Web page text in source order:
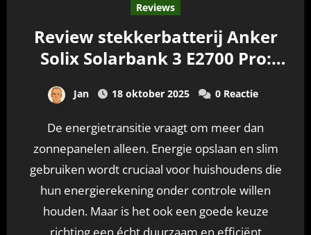
Reviews
Review stekkerbatterij Anker
Solix Solarbank 3 E2700 Pro:
Jan 18 oktober 2025 0 Reactie
De energietransitie vraagt om meer dan
zonnepanelen alleen. Energie opslaan en slim
gebruiken wordt cruciaal voor huishoudens die
hun energierekening onder controle willen
houden. Maar is het ook een goede keuze